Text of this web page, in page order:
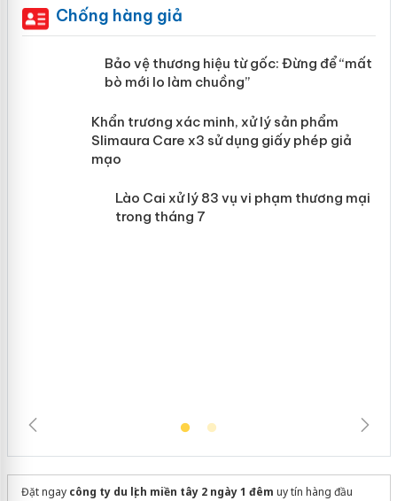
Chống hàng giả
Bảo vệ thương hiệu từ gốc: Đừng để
“mất bò mới lo làm chuồng”
Slimaura Care x3 sử dụng giấy phép
giả mạo
Đặt ngay công ty du lịch miền tây 2 ngày 1 đêm uy tín hàng đầu